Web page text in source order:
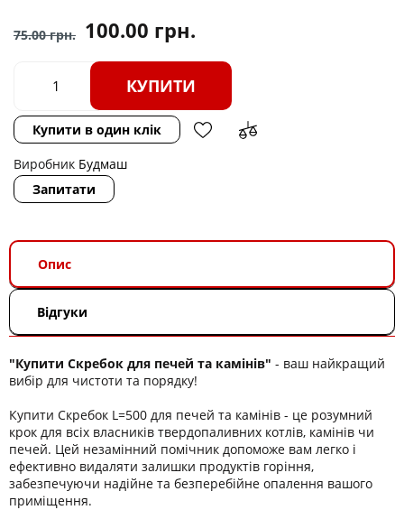
75.00грн. 100.00 грн.
КУПИТИ
Купити в один клік
Виробник Будмаш
Запитати
Опис
Відгуки
"Купити Скребок для печей та камінів" - ваш найкращий
вибір для чистоти та порядку!
Купити Скребок L=500 для печей та камінів - це розумний
крок для всіх власників твердопаливних котлів, камінів чи
печей. Цей незамінний помічник допоможе вам легко і
ефективно видаляти залишки продуктів горіння,
забезпечуючи надійне та безперебійне опалення вашого
приміщення.